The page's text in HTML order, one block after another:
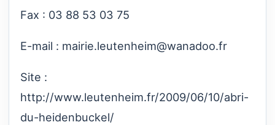
Fax : 03 88 53 03 75
E-mail : mairie.leutenheim@wanadoo.fr
Site :
http://www.leutenheim.fr/2009/06/10/abri-
du-heidenbuckel/